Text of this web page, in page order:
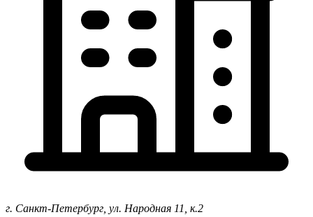
г. Санкт-Петербург, ул. Народная 11, к.2